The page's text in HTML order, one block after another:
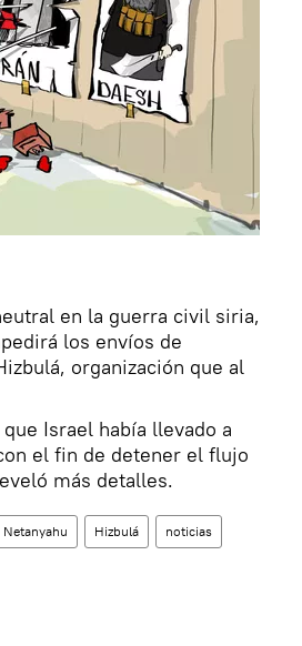
en la guerra civil siria,
los envíos de
organización que al
Israel había llevado a
el fin de detener el flujo
más detalles.
Hizbulá noticias